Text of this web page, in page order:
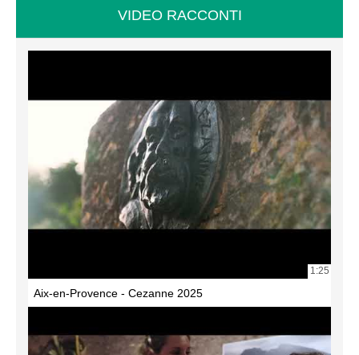
VIDEO RACCONTI
1:25
Aix-en-Provence - Cezanne 2025